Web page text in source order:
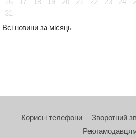
31
Всі новини за місяць
Корисні телефони Зворотний